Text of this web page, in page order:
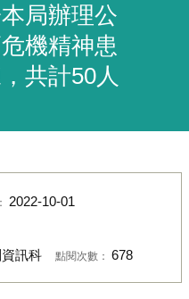
局辦理公
機精神患
共計50人
2022-10-01
訊科 點閱次數： 678